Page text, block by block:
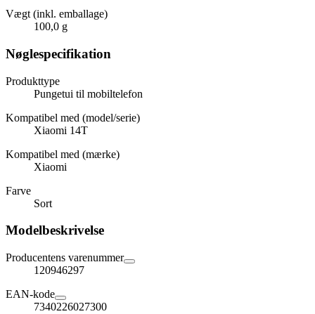
Vægt (inkl. emballage)
100,0 g
Nøglespecifikation
Produkttype
Pungetui til mobiltelefon
Kompatibel med (model/serie)
Xiaomi 14T
Kompatibel med (mærke)
Xiaomi
Farve
Sort
Modelbeskrivelse
Producentens varenummer
120946297
EAN-kode
7340226027300